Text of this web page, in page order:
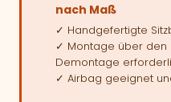
nach Maß
✓ Handgefertigte
✓ Montage über den
Demontage
✓ Airbag geeignet